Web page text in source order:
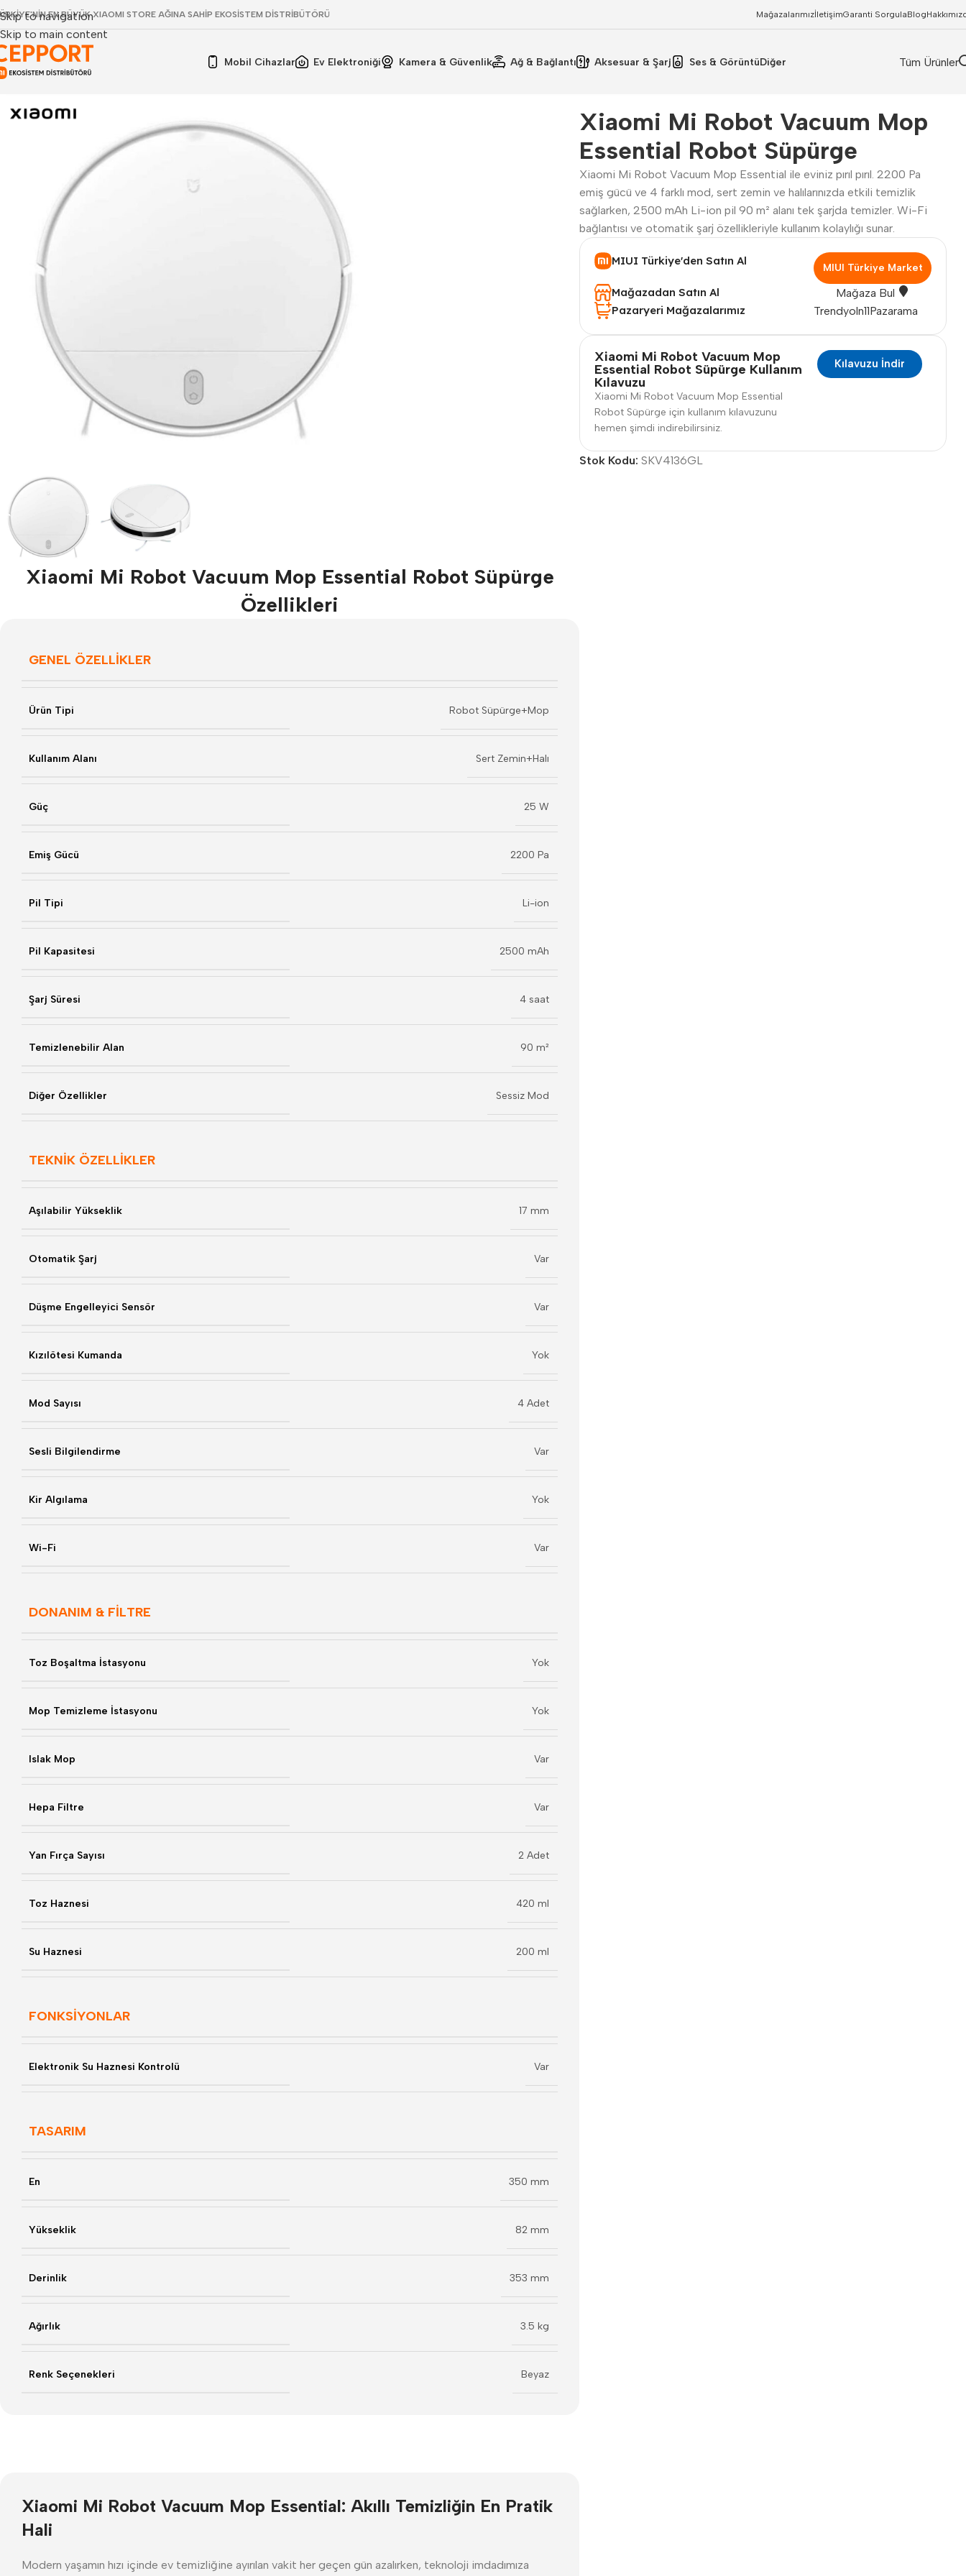
Skip to navigation
Skip to main content
EN BÜYÜK XIAOMI STORE AĞINA SAHİP EKOSİSTEM DİSTRİBÜTÖRÜ MağazalarımızİletişimGaranti SorgulaBlog
Mobil Cihazlar Ev Elektroniği Kamera & Güvenlik Ağ & Bağlantı Aksesuar & Şarj Ses & GörüntüDiğer Tüm Ürünler
Xiaomi Mi Robot Vacuum Mop Essential Robot Süpürge
Xiaomi Mi Robot Vacuum Mop
Essential Robot Süpürge
Xiaomi Mi Robot Vacuum Mop Essential ile eviniz pırıl pırıl. 2200 Pa
emiş gücü ve 4 farklı mod, sert zemin ve halılarınızda etkili temizlik
sağlarken, 2500 mAh Li-ion pil 90 m² alanı tek şarjda temizler. Wi-Fi
bağlantısı ve otomatik şarj özellikleriyle kullanım kolaylığı sunar.
MIUI Türkiye'den Satın Al
MIUI Türkiye Market
Mağazadan Satın Al
Mağaza Bul
Pazaryeri Mağazalarımız
Trendyoln11Pazarama
Xiaomi Mi Robot Vacuum Mop
Essential Robot Süpürge Kullanım
Kılavuzu
Xiaomi Mi Robot Vacuum Mop Essential
Robot Süpürge için kullanım kılavuzunu
hemen şimdi indirebilirsiniz.
Kılavuzu İndir
Stok Kodu:SKV4136GL
Xiaomi Mi Robot Vacuum Mop Essential Robot Süpürge
Özellikleri
GENEL ÖZELLİKLER
Ürün Tipi Robot Süpürge+Mop
Kullanım Alanı Sert Zemin+Halı
Güç 25 W
Emiş Gücü 2200 Pa
Pil Tipi Li-ion
Pil Kapasitesi 2500 mAh
Şarj Süresi 4 saat
Temizlenebilir Alan 90 m²
Diğer Özellikler Sessiz Mod
TEKNİK ÖZELLİKLER
Aşılabilir Yükseklik 17 mm
Otomatik Şarj Var
Düşme Engelleyici Sensör Var
Kızılötesi Kumanda Yok
Mod Sayısı 4 Adet
Sesli Bilgilendirme Var
Kir Algılama Yok
Wi-Fi Var
DONANIM & FİLTRE
Toz Boşaltma İstasyonu Yok
Mop Temizleme İstasyonu Yok
Islak Mop Var
Hepa Filtre Var
Yan Fırça Sayısı 2 Adet
Toz Haznesi 420 ml
Su Haznesi 200 ml
FONKSİYONLAR
Elektronik Su Haznesi Kontrolü Var
TASARIM
En 350 mm
Yükseklik 82 mm
Derinlik 353 mm
Ağırlık 3.5 kg
Renk Seçenekleri Beyaz
Xiaomi Mi Robot Vacuum Mop Essential: Akıllı Temizliğin En Pratik
Hali
Modern yaşamın hızı içinde ev temizliğine ayırılan vakit her geçen gün azalırken, teknoloji imdadımıza